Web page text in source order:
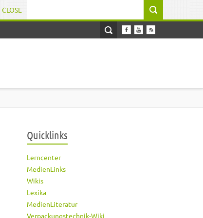
CLOSE
Quicklinks
Lerncenter
MedienLinks
Wikis
Lexika
MedienLiteratur
Verpackungstechnik-Wiki